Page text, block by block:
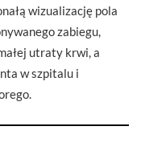
wizualizację pola
zabiegu,
utraty krwi, a
w szpitalu i